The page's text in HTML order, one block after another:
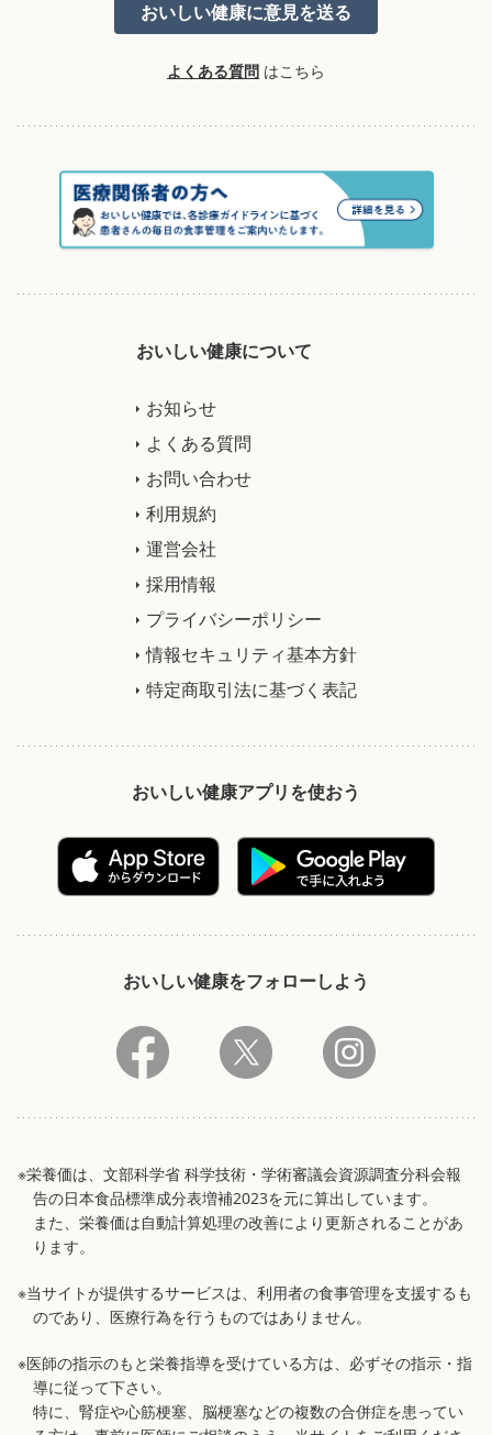
よくある質問 はこちら
おいしい健康について
お知らせ
よくある質問
お問い合わせ
利用規約
運営会社
採用情報
プライバシーポリシー
情報セキュリティ基本方針
特定商取引法に基づく表記
おいしい健康アプリを使おう
おいしい健康をフォローしよう
※栄養価は、文部科学省 科学技術・学術審議会資源調査分科会報
告の日本食品標準成分表増補2023を元に算出しています。
また、栄養価は自動計算処理の改善により更新されることがあ
ります。
※当サイトが提供するサービスは、利用者の食事管理を支援するも
のであり、医療行為を行うものではありません。
※医師の指示のもと栄養指導を受けている方は、必ずその指示・指
導に従って下さい。
特に、腎症や心筋梗塞、脳梗塞などの複数の合併症を患ってい